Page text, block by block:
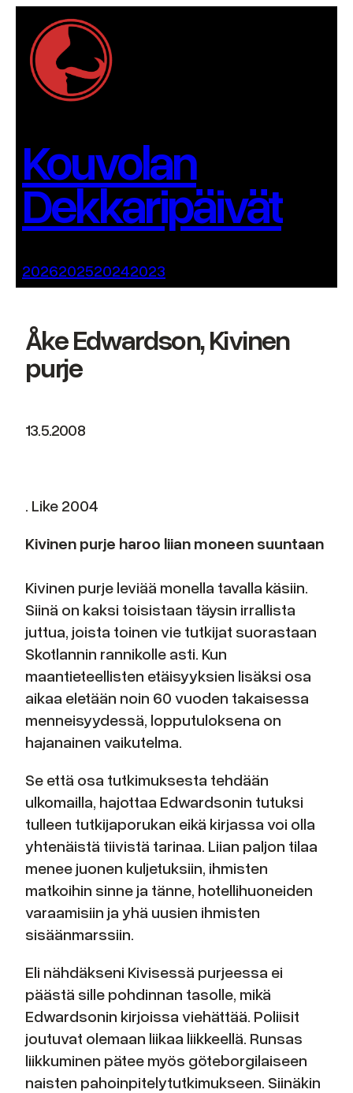
sisältöön
Kouvolan
Dekkaripäivät
2026202520242023
Åke Edwardson, Kivinen
purje
13.5.2008
. Like 2004
Kivinen purje haroo liian moneen suuntaan
Kivinen purje leviää monella tavalla käsiin.
Siinä on kaksi toisistaan täysin irrallista
juttua, joista toinen vie tutkijat suorastaan
Skotlannin rannikolle asti. Kun
maantieteellisten etäisyyksien lisäksi osa
aikaa eletään noin 60 vuoden takaisessa
menneisyydessä, lopputuloksena on
hajanainen vaikutelma.
Se että osa tutkimuksesta tehdään
ulkomailla, hajottaa Edwardsonin tutuksi
tulleen tutkijaporukan eikä kirjassa voi olla
yhtenäistä tiivistä tarinaa. Liian paljon tilaa
menee juonen kuljetuksiin, ihmisten
matkoihin sinne ja tänne, hotellihuoneiden
varaamisiin ja yhä uusien ihmisten
sisäänmarssiin.
Eli nähdäkseni Kivisessä purjeessa ei
päästä sille pohdinnan tasolle, mikä
Edwardsonin kirjoissa viehättää. Poliisit
joutuvat olemaan liikaa liikkeellä. Runsas
liikkuminen pätee myös göteborgilaiseen
naisten pahoinpitelytutkimukseen. Siinäkin